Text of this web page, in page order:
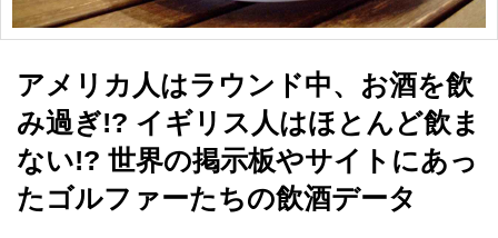
アメリカ人はラウンド中、お酒を飲
み過ぎ!? イギリス人はほとんど飲ま
ない!? 世界の掲示板やサイトにあっ
たゴルファーたちの飲酒データ